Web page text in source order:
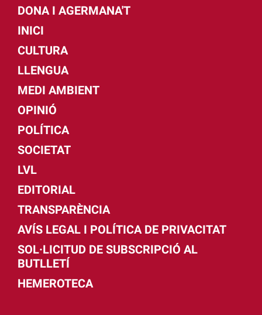
DONA I AGERMANA'T
INICI
CULTURA
LLENGUA
MEDI AMBIENT
OPINIÓ
POLÍTICA
SOCIETAT
LVL
EDITORIAL
TRANSPARÈNCIA
AVÍS LEGAL I POLÍTICA DE PRIVACITAT
SOL·LICITUD DE SUBSCRIPCIÓ AL
BUTLLETÍ
HEMEROTECA